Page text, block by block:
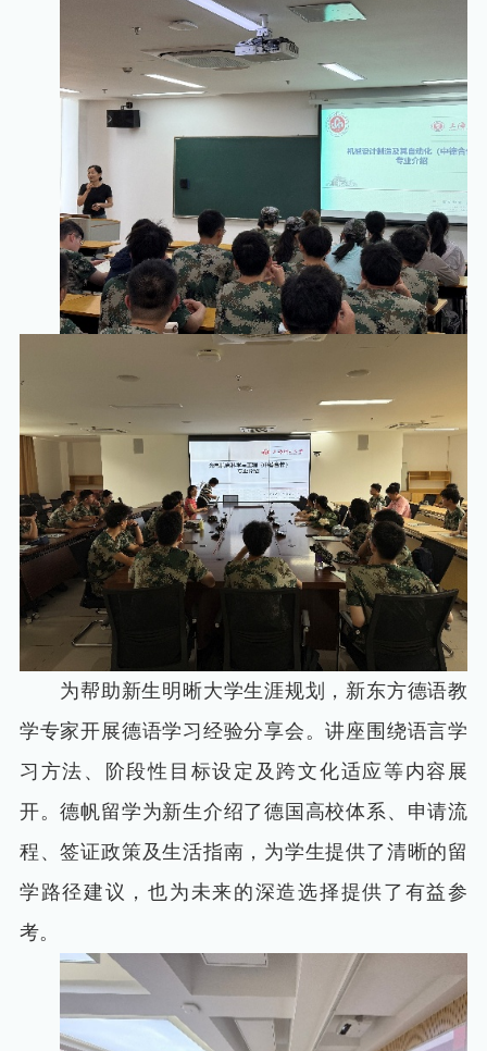
为帮助新生明晰大学生涯规划，新东方德语教
学专家开展德语学习经验分享会。讲座围绕语言学
习方法、阶段性目标设定及跨文化适应等内容展
开。德帆留学为新生介绍了德国高校体系、申请流
程、签证政策及生活指南，为学生提供了清晰的留
学路径建议，也为未来的深造选择提供了有益参
考。